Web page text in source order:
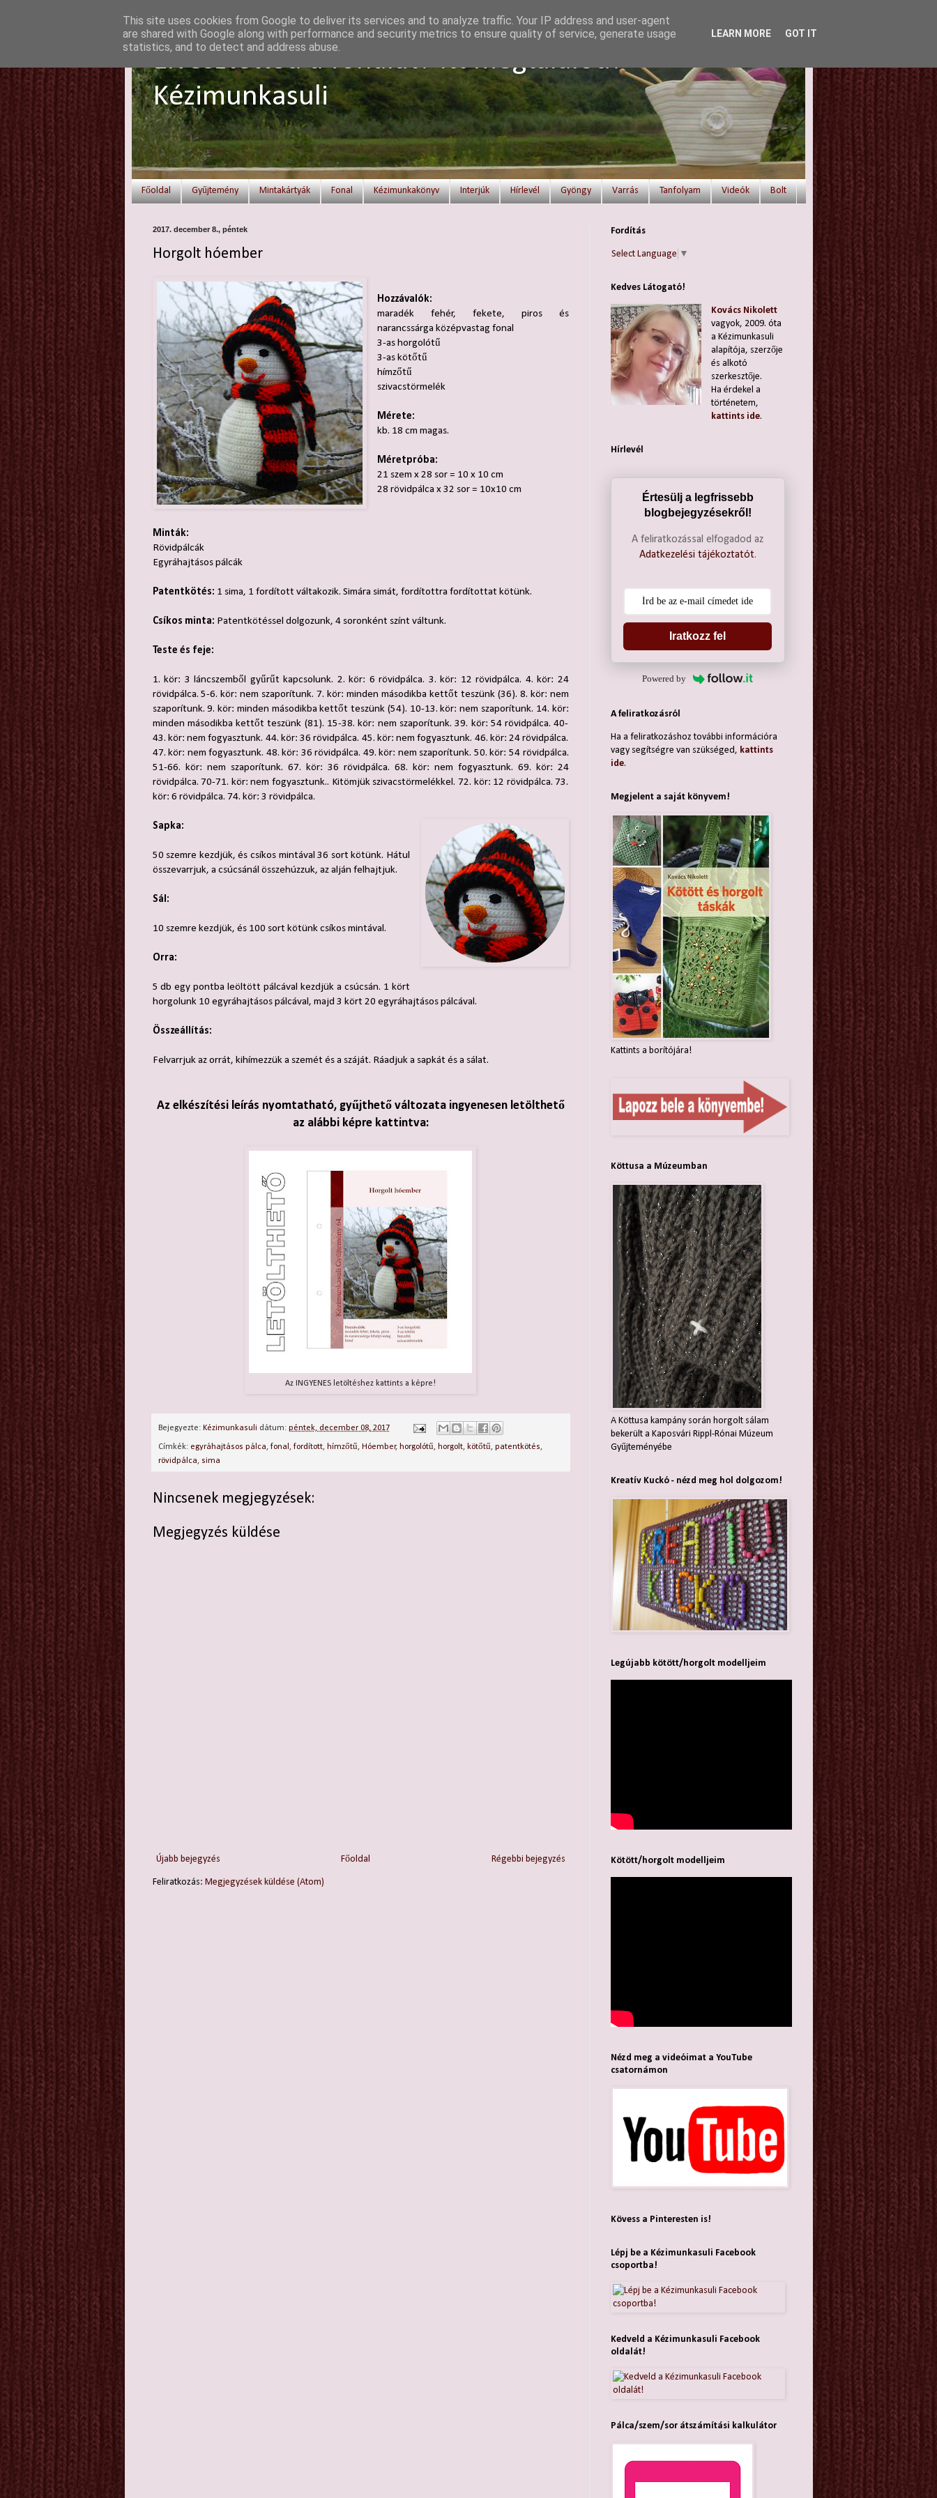
Elvesztetted a fonalat? Itt megtalálod!
Kézimunkasuli
Főoldal Gyűjtemény Mintakártyák Fonal Kézimunkakönyv Interjúk Hírlevél Gyöngy Varrás Tanfolyam Videók Bolt
2017. december 8., péntek
Horgolt hóember
Hozzávalók:
maradék fehér, fekete, piros és
narancssárga középvastag fonal
3-as horgolótű
3-as kötőtű
hímzőtű
szivacstörmelék
Mérete:
kb. 18 cm magas.
Méretpróba:
21 szem x 28 sor = 10 x 10 cm
28 rövidpálca x 32 sor = 10x10 cm
Minták:
Rövidpálcák
Egyráhajtásos pálcák
Patentkötés: 1 sima, 1 fordított váltakozik. Simára simát, fordítottra fordítottat kötünk.
Csíkos minta: Patentkötéssel dolgozunk, 4 soronként színt váltunk.
Teste és feje:
1. kör: 3 láncszemből gyűrűt kapcsolunk. 2. kör: 6 rövidpálca. 3. kör: 12 rövidpálca. 4. kör: 24
rövidpálca. 5-6. kör: nem szaporítunk. 7. kör: minden másodikba kettőt teszünk (36). 8. kör: nem
szaporítunk. 9. kör: minden másodikba kettőt teszünk (54). 10-13. kör: nem szaporítunk. 14. kör:
minden másodikba kettőt teszünk (81). 15-38. kör: nem szaporítunk. 39. kör: 54 rövidpálca. 40-
43. kör: nem fogyasztunk. 44. kör: 36 rövidpálca. 45. kör: nem fogyasztunk. 46. kör: 24 rövidpálca.
47. kör: nem fogyasztunk. 48. kör: 36 rövidpálca. 49. kör: nem szaporítunk. 50. kör: 54 rövidpálca.
51-66. kör: nem szaporítunk. 67. kör: 36 rövidpálca. 68. kör: nem fogyasztunk. 69. kör: 24
rövidpálca. 70-71. kör: nem fogyasztunk.. Kitömjük szivacstörmelékkel. 72. kör: 12 rövidpálca. 73.
kör: 6 rövidpálca. 74. kör: 3 rövidpálca.
Sapka:
50 szemre kezdjük, és csíkos mintával 36 sort kötünk. Hátul
összevarrjuk, a csúcsánál összehúzzuk, az alján felhajtjuk.
Sál:
10 szemre kezdjük, és 100 sort kötünk csíkos mintával.
Orra:
5 db egy pontba leöltött pálcával kezdjük a csúcsán. 1 kört
horgolunk 10 egyráhajtásos pálcával, majd 3 kört 20 egyráhajtásos pálcával.
Összeállítás:
Felvarrjuk az orrát, kihímezzük a szemét és a száját. Ráadjuk a sapkát és a sálat.
Az elkészítési leírás nyomtatható, gyűjthető változata ingyenesen letölthető
az alábbi képre kattintva:
Az INGYENES letöltéshez kattints a képre!
Bejegyezte: Kézimunkasuli dátum: péntek, december 08, 2017
Címkék: egyráhajtásos pálca, fonal , fordított, hímzőtű, Hóember, horgolótű, horgolt, kötőtű, patentkötés,
rövidpálca, sima
Nincsenek megjegyzések:
Megjegyzés küldése
Újabb bejegyzés Régebbi bejegyzés
Főoldal
Feliratkozás: Megjegyzések küldése (Atom)
Fordítás
Select Language ▼
Kedves Látogató!
Kovács Nikolett
vagyok, 2009. óta
a Kézimunkasuli
alapítója, szerzője
és alkotó
szerkesztője.
Ha érdekel a
történetem,
kattints ide.
Hírlevél
Értesülj a legfrissebb
blogbejegyzésekről!
A feliratkozással elfogadod az
Adatkezelési tájékoztatót.
Iratkozz fel
Powered by
A feliratkozásról
Ha a feliratkozáshoz további információra
vagy segítségre van szükséged, kattints
ide.
Megjelent a saját könyvem!
Kattints a borítójára!
Köttusa a Múzeumban
A Köttusa kampány során horgolt sálam
bekerült a Kaposvári Rippl-Rónai Múzeum
Gyűjteményébe
Kreatív Kuckó - nézd meg hol dolgozom!
Legújabb kötött/horgolt modelljeim
Kötött/horgolt modelljeim
Nézd meg a videóimat a YouTube
csatornámon
Kövess a Pinteresten is!
Lépj be a Kézimunkasuli Facebook
csoportba!
Kedveld a Kézimunkasuli Facebook
oldalát!
Pálca/szem/sor átszámítási kalkulátor
This site uses cookies from Google to deliver its services and to analyze traffic. Your IP address and user-agent
are shared with Google along with performance and security metrics to ensure quality of service, generate usage
statistics, and to detect and address abuse.
LEARN MORE GOT IT